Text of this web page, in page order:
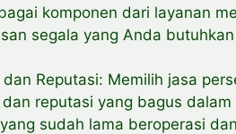
komponen dari layanan
segala yang Anda
dan Reputasi: Memilih jasa
reputasi yang bagus
sudah lama beroperasi